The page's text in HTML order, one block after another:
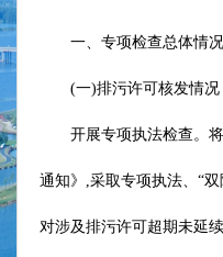
一、专项检查总体情况
(一)排污许可核发情况
开展专项执法检查。
通知》,采取专项执法、“
对涉及排污许可超期未延